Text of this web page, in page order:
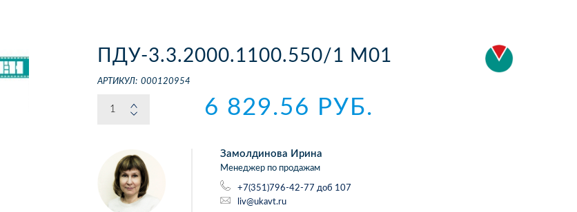
ПДУ-3.3.2000.1100.550/1 М01
АРТИКУЛ: 000120954
6 829.56 РУБ.
Замолдинова Ирина
Менеджер по продажам
+7(351)796-42-77 доб 107
liv@ukavt.ru